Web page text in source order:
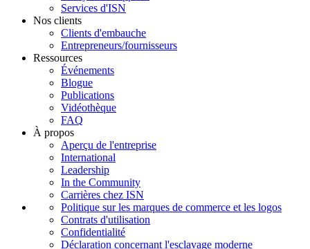
Services d'ISN
Nos clients
Clients d'embauche
Entrepreneurs/fournisseurs
Ressources
Événements
Blogue
Publications
Vidéothèque
FAQ
À propos
Aperçu de l'entreprise
International
Leadership
In the Community
Carrières chez ISN
Politique sur les marques de commerce et les logos
Contrats d'utilisation
Confidentialité
Déclaration concernant l'esclavage moderne